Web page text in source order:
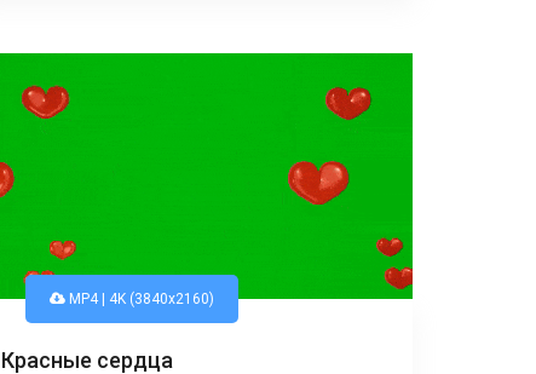
MP4 | 4K (3840x2160)
Красные сердца